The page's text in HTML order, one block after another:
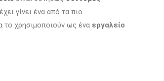
έχει γίνει ένα από τα πιο
το χρησιμοποιούν ως ένα εργαλείο